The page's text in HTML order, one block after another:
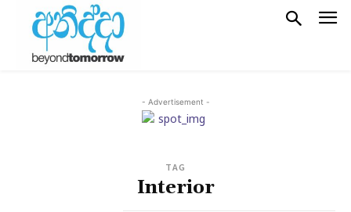
- Advertisement -
TAG
Interior